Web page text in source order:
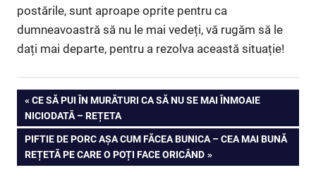
postările, sunt aproape oprite pentru ca
dumneavoastră să nu le mai vedeți, vă rugăm să le
dați mai departe, pentru a rezolva această situație!
Navigare
în
articole
PREVIOUS
POST:
CE SĂ PUI ÎN MURĂTURI CA SĂ NU SE MAI ÎNMOAIE
NICIODATĂ – REȚETA
NEXT
POST:
PIFTIE DE PORC AȘA CUM FĂCEA BUNICA – CEA MAI BUNĂ
REȚETĂ PE CARE O POȚI FACE ORICÂND